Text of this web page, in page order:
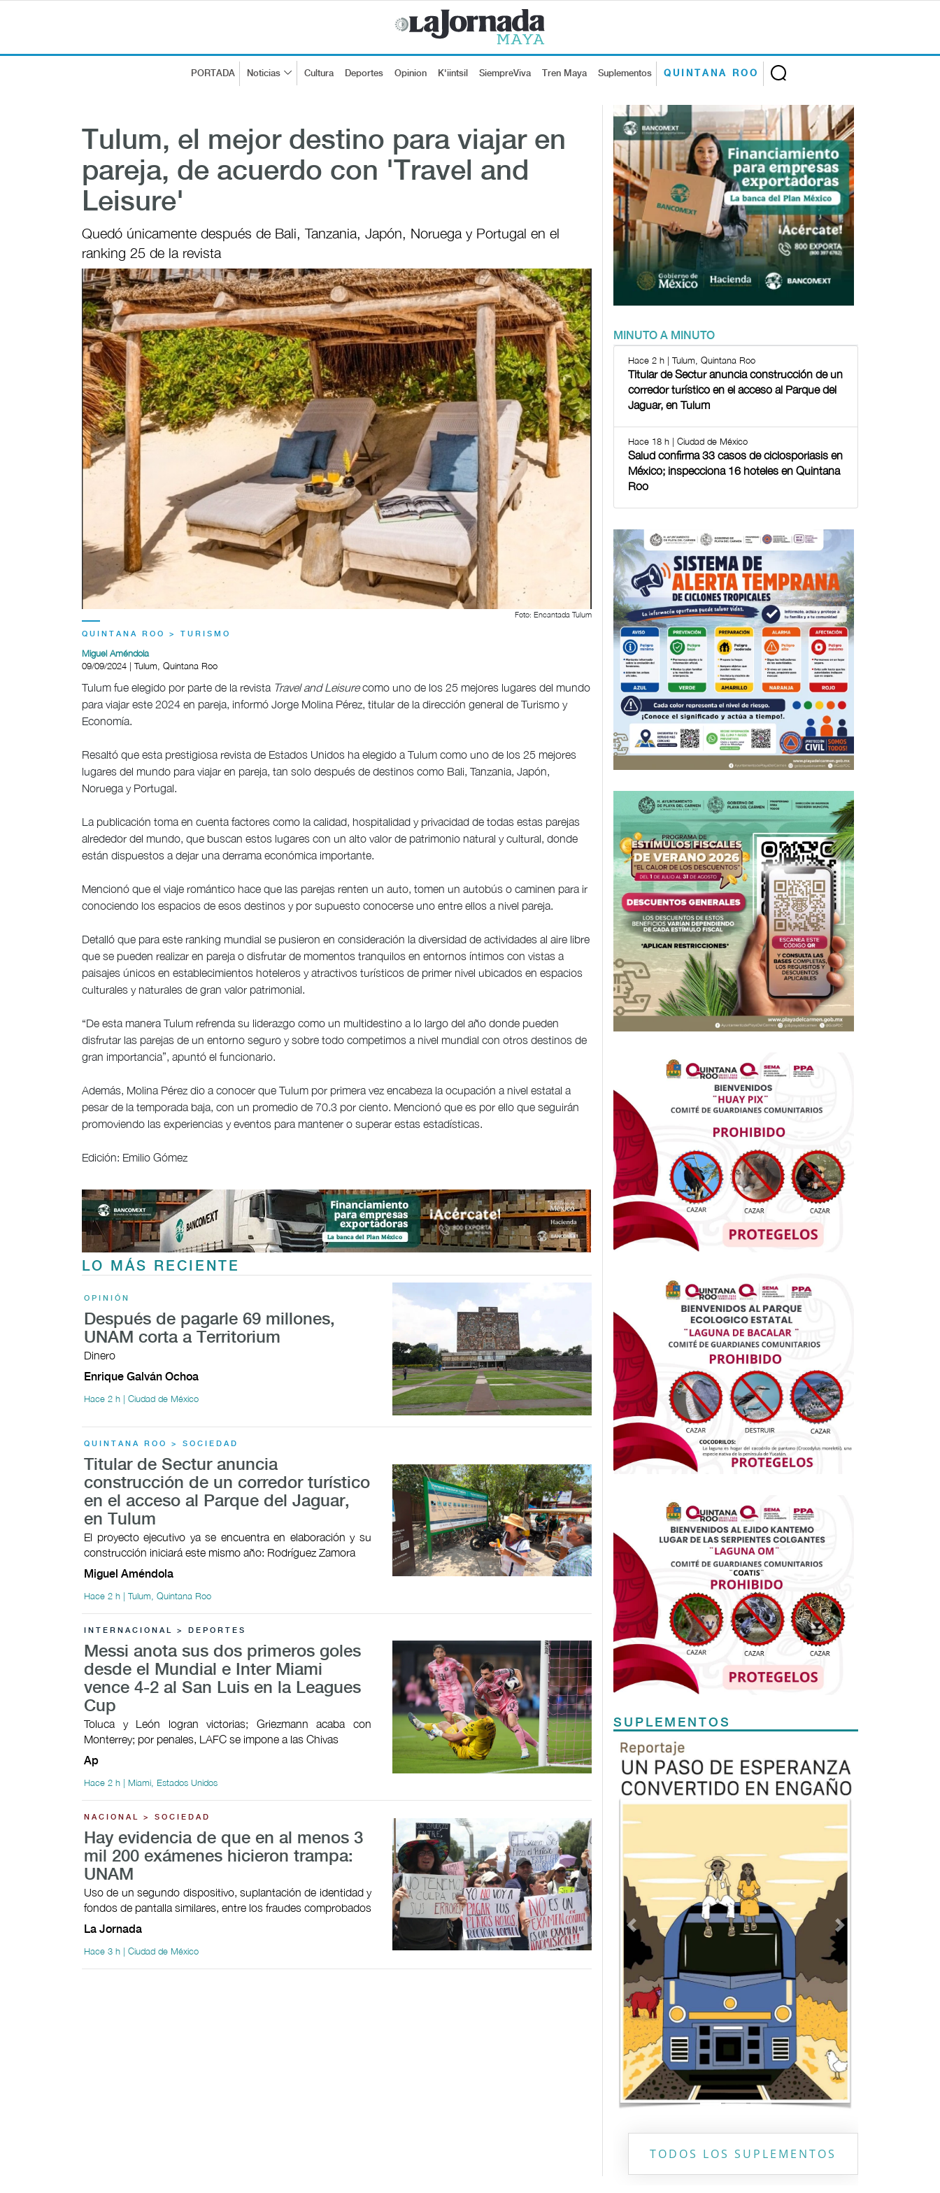
PORTADA Noticias Cultura Deportes Opinion K'iintsil SiempreViva Tren Maya Suplementos QUINTANA ROO
Tulum, el mejor destino para viajar en
pareja, de acuerdo con 'Travel and
Leisure'
Quedó únicamente después de Bali, Tanzania, Japón, Noruega y Portugal en el
ranking 25 de la revista
Foto: Encantada Tulum
QUINTANA ROO > TURISMO
Miguel Améndola
09/09/2024 | Tulum, Quintana Roo
Tulum fue elegido por parte de la revista Travel and Leisurecomo uno de los 25 mejores lugares del mundo
para viajar este 2024 en pareja, informó Jorge Molina Pérez, titular de la dirección general de Turismo y
Economía.
Resaltó que esta prestigiosa revista de Estados Unidos ha elegido a Tulum como uno de los 25 mejores
lugares del mundo para viajar en pareja, tan solo después de destinos como Bali, Tanzania, Japón,
Noruega y Portugal.
La publicación toma en cuenta factores como la calidad, hospitalidad y privacidad de todas estas parejas
alrededor del mundo, que buscan estos lugares con un alto valor de patrimonio natural y cultural, donde
están dispuestos a dejar una derrama económica importante.
Mencionó que el viaje romántico hace que las parejas renten un auto, tomen un autobús o caminen para ir
conociendo los espacios de esos destinos y por supuesto conocerse uno entre ellos a nivel pareja.
Detalló que para este ranking mundial se pusieron en consideración la diversidad de actividades al aire libre
que se pueden realizar en pareja o disfrutar de momentos tranquilos en entornos íntimos con vistas a
paisajes únicos en establecimientos hoteleros y atractivos turísticos de primer nivel ubicados en espacios
culturales y naturales de gran valor patrimonial.
“De esta manera Tulum refrenda su liderazgo como un multidestino a lo largo del año donde pueden
disfrutar las parejas de un entorno seguro y sobre todo competimos a nivel mundial con otros destinos de
gran importancia”, apuntó el funcionario.
Además, Molina Pérez dio a conocer que Tulum por primera vez encabeza la ocupación a nivel estatal a
pesar de la temporada baja, con un promedio de 70.3 por ciento. Mencionó que es por ello que seguirán
promoviendo las experiencias y eventos para mantener o superar estas estadísticas.
Edición: Emilio Gómez
LO MÁS RECIENTE
OPINIÓN
Después de pagarle 69 millones,
UNAM corta a Territorium
Dinero
Enrique Galván Ochoa
Hace 2 h | Ciudad de México
QUINTANA ROO > SOCIEDAD
Titular de Sectur anuncia
construcción de un corredor turístico
en el acceso al Parque del Jaguar,
en Tulum
El proyecto ejecutivo ya se encuentra en elaboración y su
construcción iniciará este mismo año: Rodríguez Zamora
Miguel Améndola
Hace 2 h | Tulum, Quintana Roo
INTERNACIONAL > DEPORTES
Messi anota sus dos primeros goles
desde el Mundial e Inter Miami
vence 4-2 al San Luis en la Leagues
Cup
Toluca y León logran victorias; Griezmann acaba con
Monterrey; por penales, LAFC se impone a las Chivas
Ap
Hace 2 h | Miami, Estados Unidos
NACIONAL > SOCIEDAD
Hay evidencia de que en al menos 3
mil 200 exámenes hicieron trampa:
UNAM
Uso de un segundo dispositivo, suplantación de identidad y
fondos de pantalla similares, entre los fraudes comprobados
La Jornada
Hace 3 h | Ciudad de México
MINUTO A MINUTO
Hace 2 h | Tulum, Quintana Roo
Titular de Sectur anuncia construcción de un
corredor turístico en el acceso al Parque del
Jaguar, en Tulum
Hace 18 h | Ciudad de México
Salud confirma 33 casos de ciclosporiasis en
México; inspecciona 16 hoteles en Quintana
Roo
SUPLEMENTOS
Previous
TODOS LOS SUPLEMENTOS